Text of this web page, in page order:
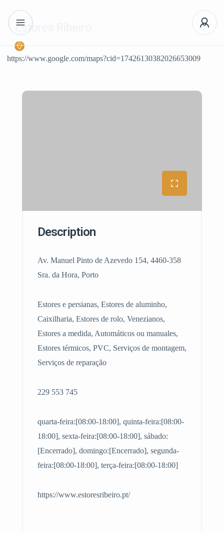
Estores Ribeiro
https://www.google.com/maps?cid=17426130382026653009
Description
Av. Manuel Pinto de Azevedo 154, 4460-358
Sra. da Hora, Porto
Estores e persianas, Estores de aluminho,
Caixilharia, Estores de rolo, Venezianos,
Estores a medida, Automáticos ou manuales,
Estores térmicos, PVC, Serviços de montagem,
Serviços de reparação
229 553 745
quarta-feira:[08:00-18:00], quinta-feira:[08:00-
18:00], sexta-feira:[08:00-18:00], sábado:
[Encerrado], domingo:[Encerrado], segunda-
feira:[08:00-18:00], terça-feira:[08:00-18:00]
https://www.estoresribeiro.pt/